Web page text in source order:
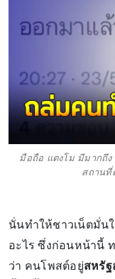
มือถือ แตงโม มีมากถึง
สถานที่
นั่นทำให้ชาวเน็ตมั่น
อะไร ซึ่งก่อนหน้านี้
ว่า คนโพสต์อยู่สหรัฐ